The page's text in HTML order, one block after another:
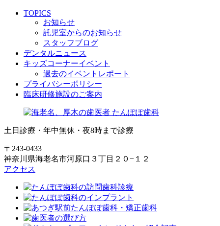
TOPICS
お知らせ
託児室からのお知らせ
スタッフブログ
デンタルニュース
キッズコーナーイベント
過去のイベントレポート
プライバシーポリシー
臨床研修施設のご案内
土日診療・年中無休・夜8時まで診療
〒243-0433
神奈川県海老名市河原口３丁目２０−１２
アクセス